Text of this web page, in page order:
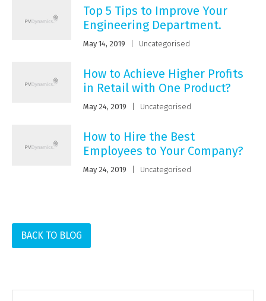
Top 5 Tips to Improve Your
Engineering Department.
May 14, 2019 Uncategorised
How to Achieve Higher Profits
in Retail with One Product?
May 24, 2019 Uncategorised
How to Hire the Best
Employees to Your Company?
May 24, 2019 Uncategorised
BACK TO BLOG